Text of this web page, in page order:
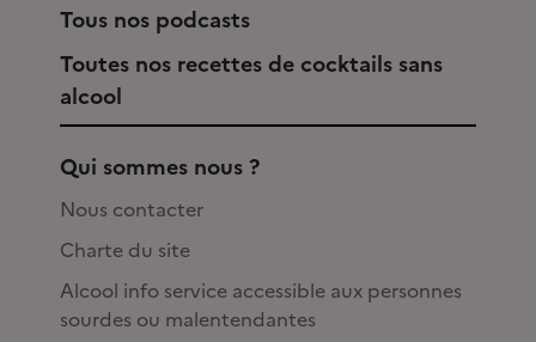
Tous nos podcasts
Toutes nos recettes de cocktails sans
alcool
Qui sommes nous ?
Nous contacter
Charte du site
Alcool info service accessible aux personnes
sourdes ou malentendantes